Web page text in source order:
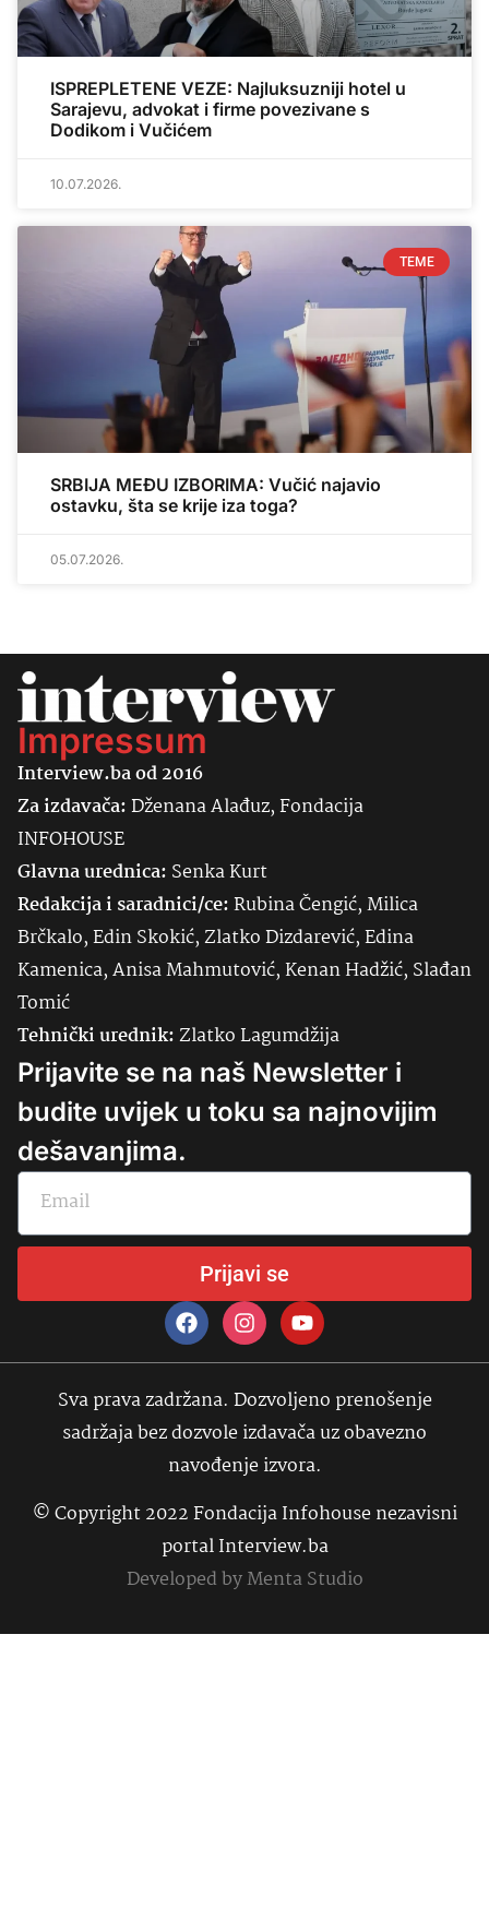
ISPREPLETENE VEZE: Najluksuzniji hotel u
Sarajevu, advokat i firme povezivane s
Dodikom i Vučićem
10.07.2026.
TEME
SRBIJA MEĐU IZBORIMA: Vučić najavio
ostavku, šta se krije iza toga?
05.07.2026.
Impressum
Interview.ba od 2016
Za izdavača:Dženana Alađuz, Fondacija
INFOHOUSE
Glavna urednica: SenkaKurt
Redakcija i saradnici/ce:Rubina Čengić, Milica
Brčkalo, Edin Skokić, Zlatko Dizdarević, Edina
Kamenica, Anisa Mahmutović, Kenan Hadžić, Slađan
Tomić
Tehnički urednik:Zlatko Lagumdžija
Prijavite se na naš Newsletter i
budite uvijek u toku sa najnovijim
dešavanjima.
Prijavi se
Sva prava zadržana. Dozvoljeno prenošenje
sadržaja bez dozvole izdavača uz obavezno
navođenje izvora.
© Copyright 2022 Fondacija Infohouse nezavisni
portal Interview.ba
Developed byMenta Studio